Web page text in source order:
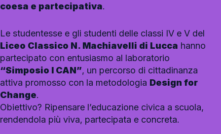
coesa e partecipativa.
Le studentesse e gli studenti delle classi IV e V del
Liceo Classico N. Machiavelli di Lucca hanno
partecipato con entusiasmo al laboratorio
“Simposio I CAN”, un percorso di cittadinanza
attiva promosso con la metodologia Design for
Change.
Obiettivo? Ripensare l’educazione civica a scuola,
rendendola più viva, partecipata e concreta.